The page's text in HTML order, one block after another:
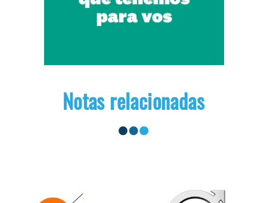
Notas relacionadas